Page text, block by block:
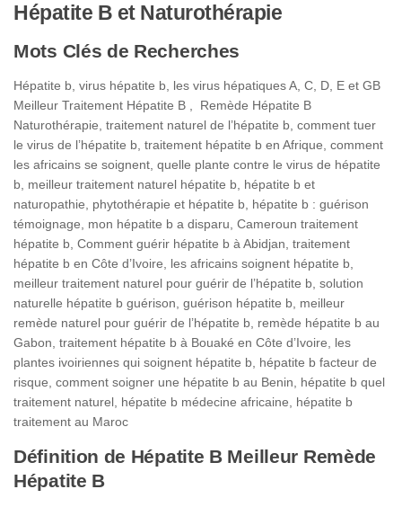
Hépatite B et Naturothérapie
Mots Clés de Recherches
Hépatite b, virus hépatite b, les virus hépatiques A, C, D, E et GB
Meilleur Traitement Hépatite B , Remède Hépatite B
Naturothérapie, traitement naturel de l’hépatite b, comment tuer
le virus de l’hépatite b, traitement hépatite b en Afrique, comment
les africains se soignent, quelle plante contre le virus de hépatite
b, meilleur traitement naturel hépatite b, hépatite b et
naturopathie, phytothérapie et hépatite b, hépatite b : guérison
témoignage, mon hépatite b a disparu, Cameroun traitement
hépatite b, Comment guérir hépatite b à Abidjan, traitement
hépatite b en Côte d’Ivoire, les africains soignent hépatite b,
meilleur traitement naturel pour guérir de l’hépatite b, solution
naturelle hépatite b guérison, guérison hépatite b, meilleur
remède naturel pour guérir de l’hépatite b, remède hépatite b au
Gabon, traitement hépatite b à Bouaké en Côte d’Ivoire, les
plantes ivoiriennes qui soignent hépatite b, hépatite b facteur de
risque, comment soigner une hépatite b au Benin, hépatite b quel
traitement naturel, hépatite b médecine africaine, hépatite b
traitement au Maroc
Définition de Hépatite B Meilleur Remède
Hépatite B